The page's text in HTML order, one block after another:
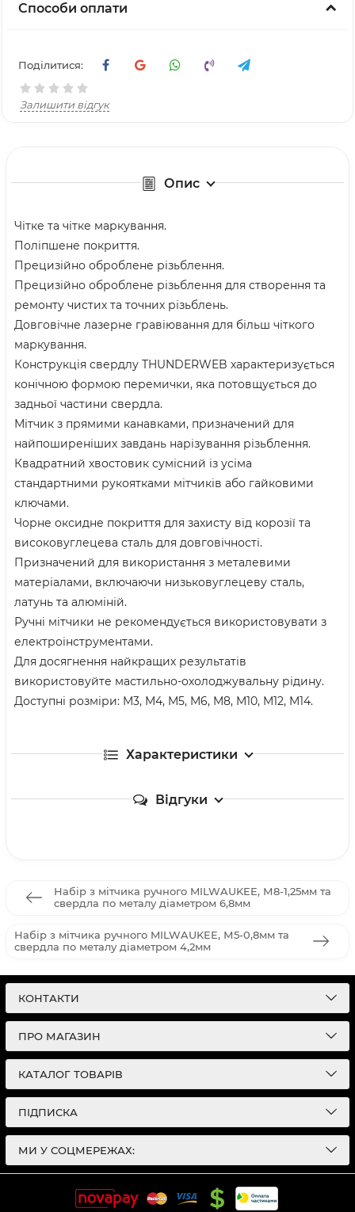
Способи оплати
Поділитися:
Залишити відгук
Опис
Чітке та чітке маркування.
Поліпшене покриття.
Прецизійно оброблене різьблення.
Прецизійно оброблене різьблення для створення та
ремонту чистих та точних різьблень.
Довговічне лазерне гравіювання для більш чіткого
маркування.
Конструкція свердлу THUNDERWEB характеризується
конічною формою перемички, яка потовщується до
задньої частини свердла.
Мітчик з прямими канавками, призначений для
найпоширеніших завдань нарізування різьблення.
Квадратний хвостовик сумісний із усіма
стандартними рукоятками мітчиків або гайковими
ключами.
Чорне оксидне покриття для захисту від корозії та
високовуглецева сталь для довговічності.
Призначений для використання з металевими
матеріалами, включаючи низьковуглецеву сталь,
латунь та алюміній.
Ручні мітчики не рекомендується використовувати з
електроінструментами.
Для досягнення найкращих результатів
використовуйте мастильно-охолоджувальну рідину.
Доступні розміри: M3, M4, M5, M6, M8, M10, M12, M14.
Характеристики
Відгуки
Набір з мітчика ручного MILWAUKEE, М8-1,25мм та
свердла по металу діаметром 6,8мм
Набір з мітчика ручного MILWAUKEE, М5-0,8мм та
свердла по металу діаметром 4,2мм
КОНТАКТИ
ПРО МАГАЗИН
КАТАЛОГ ТОВАРІВ
ПІДПИСКА
МИ У СОЦМЕРЕЖАХ: